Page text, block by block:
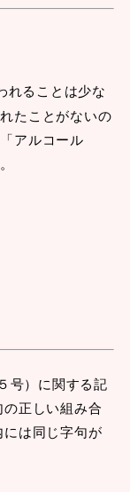
れることは少な
たことがないの
アルコール
号）に関する記
正しい組み合
は同じ字句が